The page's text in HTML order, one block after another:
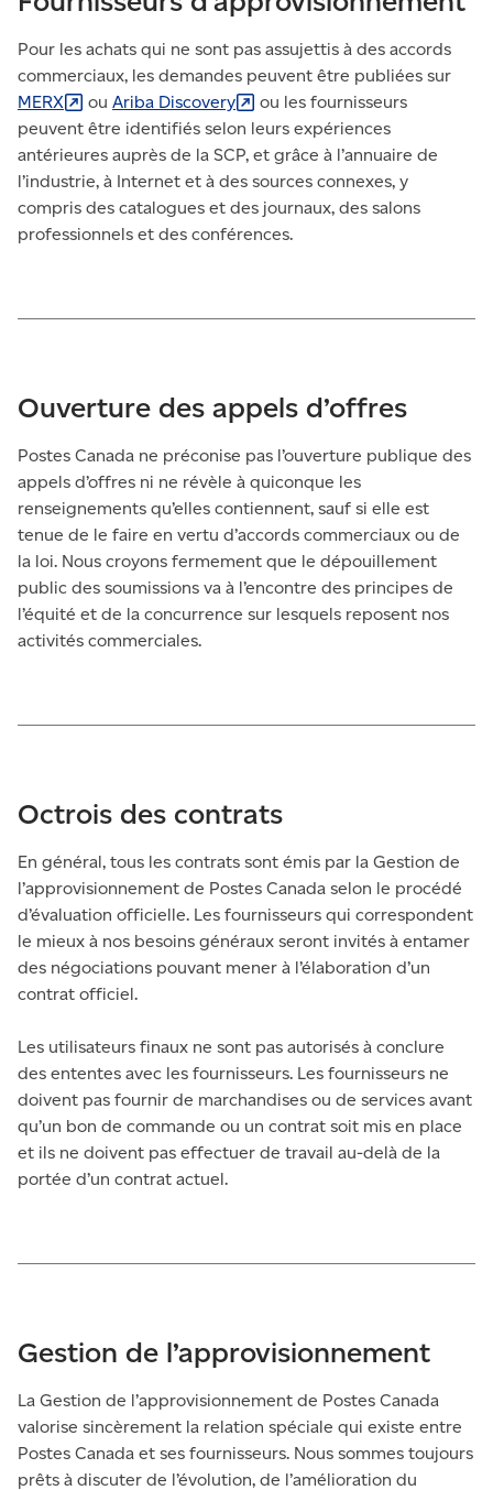
Pour les achats qui ne sont pas assujettis à des accords
commerciaux, les demandes peuvent être publiées sur
MERX
ou Ariba Discovery
ou les fournisseurs
peuvent être identifiés selon leurs expériences
antérieures auprès de la SCP, et grâce à l’annuaire de
l’industrie, à Internet et à des sources connexes, y
compris des catalogues et des journaux, des salons
professionnels et des conférences.
Ouverture des appels d’offres
Postes Canada ne préconise pas l’ouverture publique des
appels d’offres ni ne révèle à quiconque les
renseignements qu’elles contiennent, sauf si elle est
tenue de le faire en vertu d’accords commerciaux ou de
la loi. Nous croyons fermement que le dépouillement
public des soumissions va à l’encontre des principes de
l’équité et de la concurrence sur lesquels reposent nos
activités commerciales.
Octrois des contrats
En général, tous les contrats sont émis par la Gestion de
l’approvisionnement de Postes Canada selon le procédé
d’évaluation officielle. Les fournisseurs qui correspondent
le mieux à nos besoins généraux seront invités à entamer
des négociations pouvant mener à l’élaboration d’un
contrat officiel.
Les utilisateurs finaux ne sont pas autorisés à conclure
des ententes avec les fournisseurs. Les fournisseurs ne
doivent pas fournir de marchandises ou de services avant
qu’un bon de commande ou un contrat soit mis en place
et ils ne doivent pas effectuer de travail au-delà de la
portée d’un contrat actuel.
Gestion de l’approvisionnement
La Gestion de l’approvisionnement de Postes Canada
valorise sincèrement la relation spéciale qui existe entre
Postes Canada et ses fournisseurs. Nous sommes toujours
prêts à discuter de l’évolution, de l’amélioration du